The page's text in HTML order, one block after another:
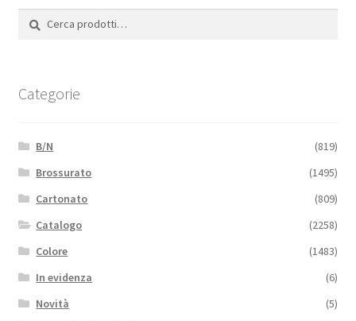
Cerca:
Cerca
Categorie
B/N
(819)
Brossurato
(1495)
Cartonato
(809)
Catalogo
(2258)
Colore
(1483)
In evidenza
(6)
Novità
(5)